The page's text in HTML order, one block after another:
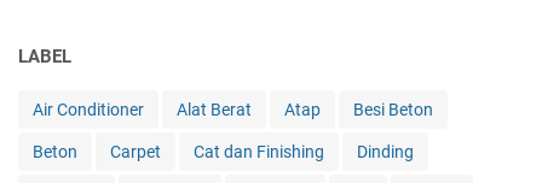
LABEL
Air Conditioner Alat Berat Atap Besi Beton
Beton Carpet Cat dan Finishing Dinding